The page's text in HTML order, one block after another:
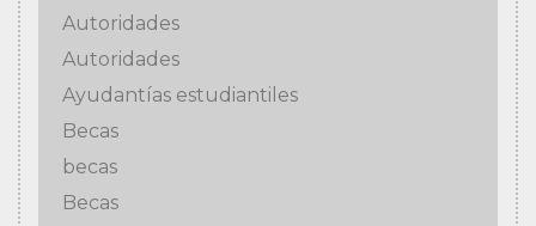
Autoridades
Autoridades
Ayudantías estudiantiles
Becas
becas
Becas